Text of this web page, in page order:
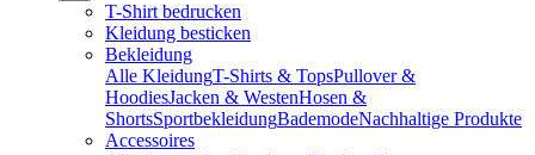
T-Shirt bedrucken
Kleidung besticken
Bekleidung
Alle KleidungT-Shirts & TopsPullover &
HoodiesJacken & WestenHosen &
ShortsSportbekleidungBademodeNachhaltige Produkte
Accessoires